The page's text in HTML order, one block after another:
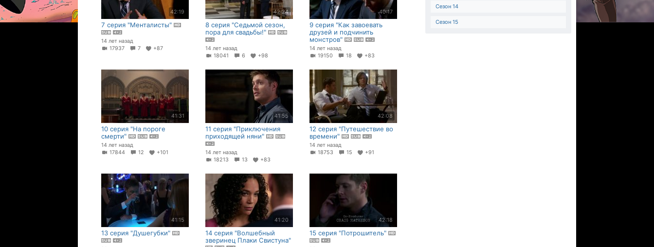
42:19
7 серия "Менталисты"
14 лет назад
17937
7 +87
42:24
8 серия "Седьмой сезон,
пора для свадьбы!"
14 лет назад
18041
6 +98
40:17
9 серия "Как завоевать
друзей и подчинить
монстров"
14 лет назад
19150
18 +83
41:31
10 серия "На пороге
смерти"
14 лет назад
17844
12 +101
41:55
11 серия "Приключения
приходящей няни"
14 лет назад
18213
13 +83
42:08
12 серия "Путешествие во
времени"
14 лет назад
18753
15 +91
41:15
13 серия "Душегубки"
41:20
14 серия "Волшебный
зверинец Плаки Свистуна"
42:18
15 серия "Потрошитель"
Сезон 14
Сезон 15